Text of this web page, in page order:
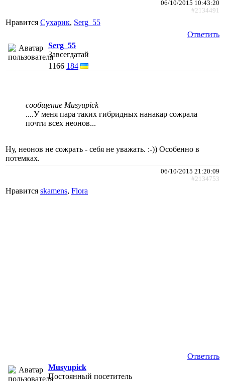
06/10/2015 10:43:20
#2134491
Нравится Сухарик, Serg_55
Ответить
Serg_55
Завсегдатай
1166 184
сообщение Musyupick
....У меня пара таких гибридных нанакар сожрала
почти всех неонов...
Ну, неонов не сожрать - себя не уважать. :-)) Особенно в
потемках.
06/10/2015 21:20:09
#2134753
Нравится skamens, Flora
Ответить
Musyupick
Постоянный посетитель